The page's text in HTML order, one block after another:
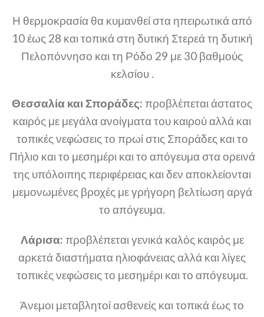
Η θερμοκρασία θα κυμανθεί στα ηπειρωτικά από
10 έως 28 και τοπικά στη δυτική Στερεά τη δυτική
Πελοπόννησο και τη Ρόδο 29 με 30 βαθμούς
κελσίου .
Θεσσαλία και Σποράδες: προβλέπεται άστατος
καιρός με μεγάλα ανοίγματα του καιρού αλλά και
τοπικές νεφώσεις το πρωί στις Σποράδες και το
Πήλιο και το μεσημέρι και το απόγευμα στα ορεινά
της υπόλοιπης περιφέρειας και δεν αποκλείονται
μεμονωμένες βροχές με γρήγορη βελτίωση αργά
το απόγευμα.
Λάρισα: προβλέπεται γενικά καλός καιρός με
αρκετά διαστήματα ηλιοφάνειας αλλά και λίγες
τοπικές νεφώσεις το μεσημέρι και το απόγευμα.
Άνεμοι μεταβλητοί ασθενείς και τοπικά έως το